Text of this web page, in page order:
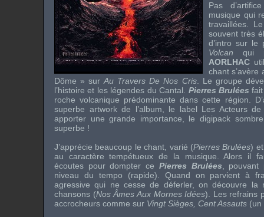
Pas
musique qui
travaillées.
souvent très
d’intro sur
Volcan qui
AORLHAC
chant s’avère
Dôme » surAu Travers De Nos Cris. Le groupe
l’histoire et les légendes duCantal Pierres Brulées
roche volcanique prédominante dans cette région.
superbe artworkde l’album, le label Les Acteurs de
apporter une grande importance, le digipack
superbe !
J’apprécie beaucoup le chant, varié (Pierres Brulées)
au caractère tempétueux de la musique. Alors il
écoutes pour dompter ce Pierres Brulées ,
niveau du tempo (rapide). Quand on parvient à
agressive qui ne cesse de déferler, on découvre la
chansons (Nos Âmes Aux Mornes Idées). Les refrains
accrocheurs comme sur Vingt Sièges, Cent Assauts (un